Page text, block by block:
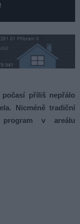
příliš nepřálo
Nicméně tradiční
v areálu